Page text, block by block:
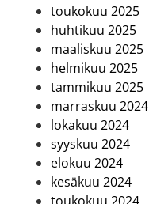
toukokuu 2025
huhtikuu 2025
maaliskuu 2025
helmikuu 2025
tammikuu 2025
marraskuu 2024
lokakuu 2024
syyskuu 2024
elokuu 2024
kesäkuu 2024